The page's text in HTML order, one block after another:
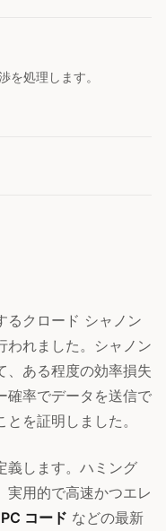
を処理します。
るクロード シャノン
れました。シャノン
、ある程度の効率損失
確率でデータを送信で
を証明しました。
義します。ハミング
実用的で高速かつエレ
コード などの最新